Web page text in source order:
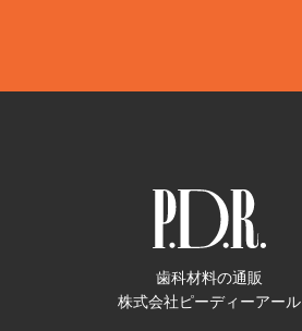
歯科材料の通販
株式会社ピーディーアール